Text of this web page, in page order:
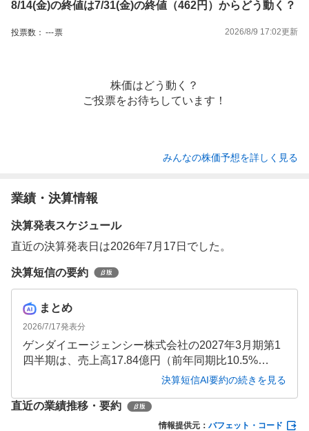
8/14(金)の終値は7/31(金)の終値（462円）からどう動く？
投票数： ---票 2026/8/9 17:02更新
株価はどう動く？
ご投票をお待ちしています！
みんなの株価予想を詳しく見る
業績・決算情報
決算発表スケジュール
直近の決算発表日は2026年7月17日でした。
決算短信の要約
まとめ
2026/7/17発表分
ゲンダイエージェンシー株式会社の2027年3月期第1
四半期は、売上高17.84億円（前年同期比10.5%
減）、営業利益1.37億円（同34.9%減）と減収減益と
体広告の減少が影響しましたが、インターネット広
告の需要は底堅く、高付加価値サービスの拡販に注
決算短信AI要約の続きを見る
直近の業績推移・要約
情報提供元： バフェット・コード